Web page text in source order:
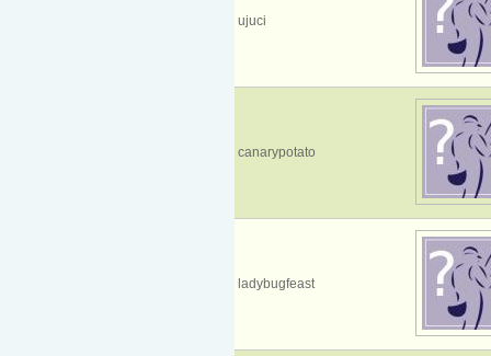
ujuci
canarypotato
ladybugfeast